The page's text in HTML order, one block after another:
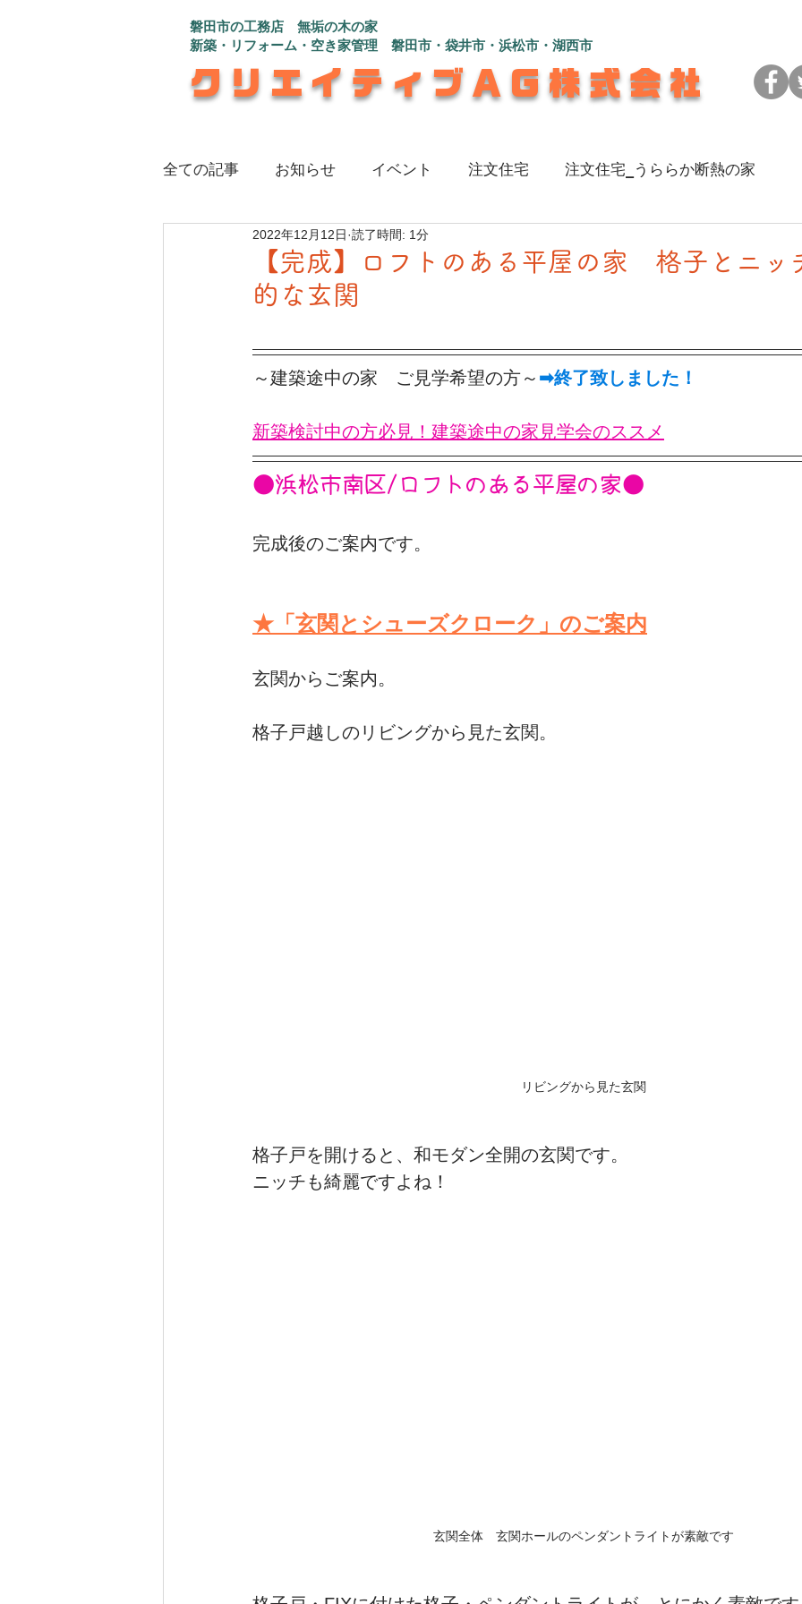
磐田市の工務店 無垢の木の家
新築・リフォーム・空き家管理 磐田市・袋井市・浜松市・湖西市
クリエイティブAG株式会社
全ての記事 お知らせ イベント 注文住宅 注文住宅_うららか断熱の家
注文住宅_インナーガレージのある家
注文住宅_さんかく屋根の白い家
注文住宅_程よい距離感で心地よく暮らす家 注文住宅_広々快適！コの字型の家
注文住宅_むくり屋根の家 リフォーム 旅の記録 弊社の日常
【完成】ロフトのある平屋の家 格子とニッ
的な玄関
2022年12月12日 読了時間: 1分
～建築途中の家　ご見学希望の方～ ➡終了致しました！
新築検討中の方必見！建築途中の家見学会のススメ
●浜松市南区/ロフトのある平屋の家●
完成後のご案内です。
★「玄関とシューズクローク」のご案内
玄関からご案内。
格子戸越しのリビングから見た玄関。
リビングから見た玄関
格子戸を開けると、和モダン全開の玄関です。
ニッチも綺麗ですよね！
玄関全体　玄関ホールのペンダントライトが素敵です